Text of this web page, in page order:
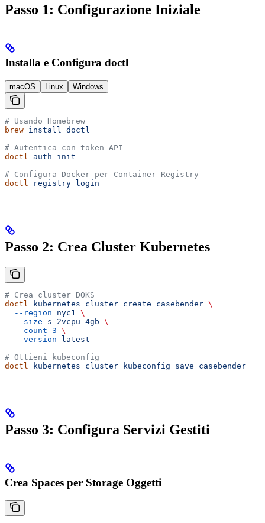
Passo 1: Configurazione Iniziale
Installa e Configura doctl
macOS Linux Windows
# Usando Homebrew
brew install
doctl
# Autentica con token API
doctl
auth init
# Configura Docker per Container Registry
doctl
registry login
Passo 2: Crea Cluster Kubernetes
# Crea cluster DOKS
doctl
kubernetes cluster create casebender \
  --region
nyc1
\
  --size
s-2vcpu-4gb \
  --count
3 \
  --version
latest
# Ottieni kubeconfig
doctl
kubernetes cluster kubeconfig save casebender
Passo 3: Configura Servizi Gestiti
Crea Spaces per Storage Oggetti